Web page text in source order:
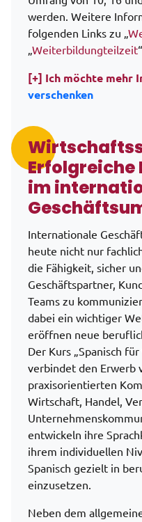
werden. Weitere
folgenden Links zu „
„Weiterbildungteilzeit
[+] Ich möchte mehr
verschenken
im
Internationale
heute nicht nur
die Fähigkeit, sicher
Geschäftspartner,
Teams zu
dabei ein wichtiger
eröffnen neue
Der Kurs „Spanisch
verbindet den Erwerb
praxisorientierten
Wirtschaft, Handel,
entwickeln ihre
ihrem individuellen
Spanisch gezielt in
einzusetzen.
Neben dem